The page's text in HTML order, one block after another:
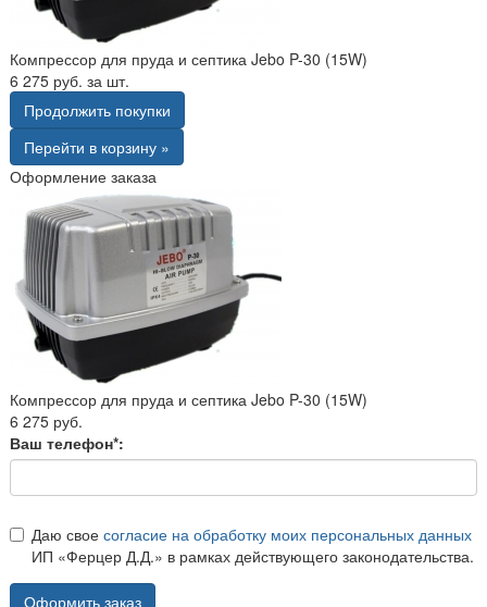
Компрессор для пруда и септика Jebo P-30 (15W)
6 275 руб. за шт.
Продолжить покупки
Перейти в корзину »
Оформление заказа
Компрессор для пруда и септика Jebo P-30 (15W)
6 275 руб.
Ваш телефон*:
Даю свое согласие на обработку моих персональных данных
ИП «Ферцер Д.Д.» в рамках действующего законодательства.
Оформить заказ